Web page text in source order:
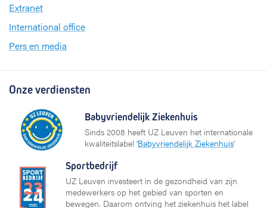
Extranet
International office
Pers en media
Onze verdiensten
Babyvriendelijk Ziekenhuis
Sinds 2008 heeft UZ Leuven het internationale
kwaliteitslabel ‘Babyvriendelijk Ziekenhuis’
Sportbedrijf
UZ Leuven investeert in de gezondheid van zijn
medewerkers op het gebied van sporten en
bewegen. Daarom ontving het ziekenhuis het label